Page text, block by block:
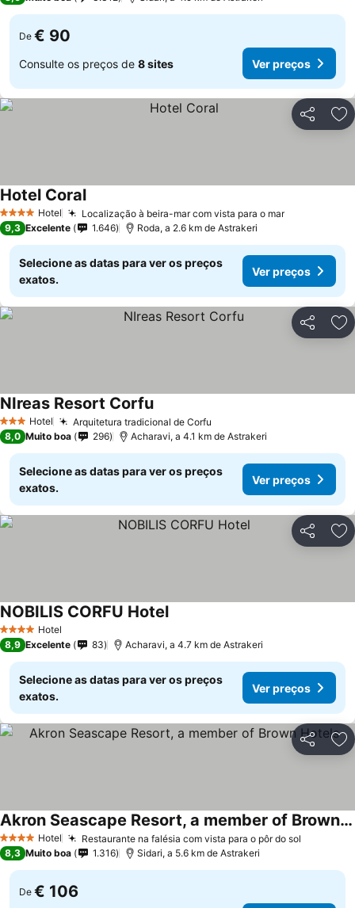
De € 90
Consulte os preços de 8 sites Ver preços
Partilhar
4 EstrelasHotel Localização à beira-mar com vista para o marVer preços
Hotel CoralVer preços
9,3 Excelente 1.646 Roda, a 2.6 km de Astrakeri
Selecione as datas para ver os preços
exatos.
Ver preços
Partilhar
3 EstrelasHotel Arquitetura tradicional de Corfu
NIreas Resort CorfuVer preços
8,0 Muito boa 296 Acharavi, a 4.1 km de Astrakeri
Selecione as datas para ver os preços
exatos.
Ver preços
Partilhar
4 EstrelasHotel
NOBILIS CORFU HotelVer preços
8,9 Excelente 83 Acharavi, a 4.7 km de Astrakeri
Selecione as datas para ver os preços
exatos.
Ver preços
Partilhar
4 EstrelasHotel Restaurante na falésia com vista para o pôr do sol
Akron Seascape Resort, a member of Brown Hotels
Ver preços
8,3 Muito boa 1.316 Sidari, a 5.6 km de Astrakeri
De € 106